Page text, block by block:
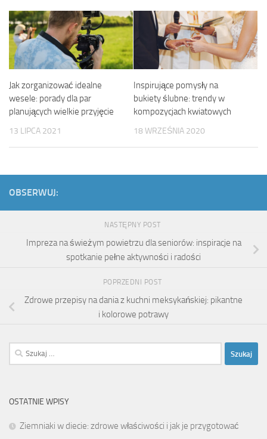
Jak zorganizować idealne
wesele: porady dla par
planujących wielkie przyjęcie
13 LIPCA 2021
Inspirujące pomysły na
bukiety ślubne: trendy w
kompozycjach kwiatowych
18 WRZEŚNIA 2020
OBSERWUJ:
NASTĘPNY POST
Impreza na świeżym powietrzu dla seniorów: inspiracje na
spotkanie pełne aktywności i radości
POPRZEDNI POST
Zdrowe przepisy na dania z kuchni meksykańskiej: pikantne
i kolorowe potrawy
Szukaj:
OSTATNIE WPISY
Ziemniaki w diecie: zdrowe właściwości i jak je przygotować